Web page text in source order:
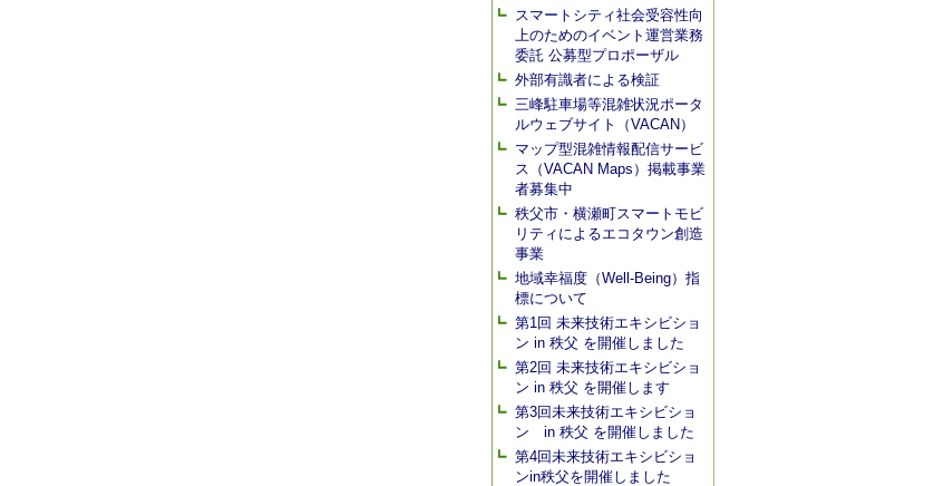
スマートシティ社会受容性向
上のためのイベント運営業務
委託 公募型プロポーザル
外部有識者による検証
三峰駐車場等混雑状況ポータ
ルウェブサイト（VACAN）
マップ型混雑情報配信サービ
ス（VACAN Maps）掲載事業
者募集中
秩父市・横瀬町スマートモビ
リティによるエコタウン創造
事業
地域幸福度（Well-Being）指
標について
第1回 未来技術エキシビショ
ン in 秩父 を開催しました
第2回 未来技術エキシビショ
ン in 秩父 を開催します
第3回未来技術エキシビショ
ン in 秩父 を開催しました
第4回未来技術エキシビショ
ンin秩父を開催しました